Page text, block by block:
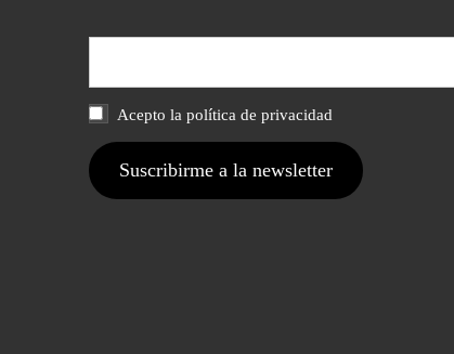
Acepto la política de privacidad